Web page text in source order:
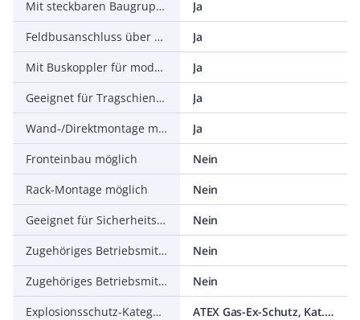
Mit steckbaren Baugruppen, sonstige
Ja
Feldbusanschluss über seperaten Buskoppler möglich
Ja
Mit Buskoppler für modularen Stationsaufbau
Ja
Geeignet für Tragschienenmontage
Ja
Wand-/Direktmontage möglich
Ja
Fronteinbau möglich
Nein
Rack-Montage möglich
Nein
Geeignet für Sicherheitsfunktionen
Nein
Zugehöriges Betriebsmittel (Ex ia)
Nein
Zugehöriges Betriebsmittel (Ex ib)
Nein
Explosionsschutz-Kategorie für Gas
ATEX Gas-Ex-Schutz, Kat. 3G